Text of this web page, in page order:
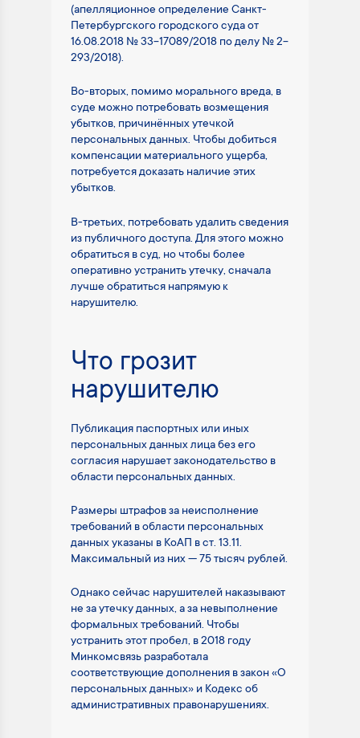
(апелляционное определение Санкт-
Петербургского городского суда от
16.08.2018 № 33-17089/2018 по делу № 2-
293/2018).
Во-вторых, помимо морального вреда, в
суде можно потребовать возмещения
убытков, причинённых утечкой
персональных данных. Чтобы добиться
компенсации материального ущерба,
потребуется доказать наличие этих
убытков.
В-третьих, потребовать удалить сведения
из публичного доступа. Для этого можно
обратиться в суд, но чтобы более
оперативно устранить утечку, сначала
лучше обратиться напрямую к
нарушителю.
Что грозит
нарушителю
Публикация паспортных или иных
персональных данных лица без его
согласия нарушает законодательство в
области персональных данных.
Размеры штрафов за неисполнение
требований в области персональных
данных указаны в КоАП в ст. 13.11.
Максимальный из них — 75 тысяч рублей.
Однако сейчас нарушителей наказывают
не за утечку данных, а за невыполнение
формальных требований. Чтобы
устранить этот пробел, в 2018 году
Минкомсвязь разработала
соответствующие дополнения в закон «О
персональных данных» и Кодекс об
административных правонарушениях.